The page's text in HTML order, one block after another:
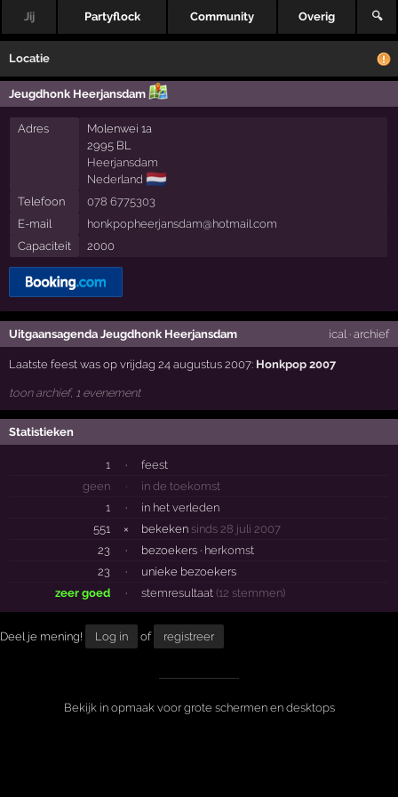
Jij Partyflock Community Overig 🔍
Locatie
Jeugdhonk Heerjansdam
Adres
Molenwei 1a
2995 BL
Heerjansdam
Nederland 🇳🇱
Telefoon
078 6775303
E-mail
honkpopheerjansdam@hotmail.com
Capaciteit
2000
Uitgaansagenda Jeugdhonk Heerjansdam ical · archief
Laatste feest was op vrijdag 24 augustus 2007: Honkpop 2007
toon archief, 1 evenement
Statistieken
1 ·
feest
geen
·
in de toekomst
1
·
in het verleden
551
× bekeken sinds 28 juli 2007
23
· bezoekers · herkomst
23
·
unieke bezoekers
zeer goed
· stemresultaat (12 stemmen)
Deel je mening! Log in of registreer
Bekijk in opmaak voor grote schermen en desktops